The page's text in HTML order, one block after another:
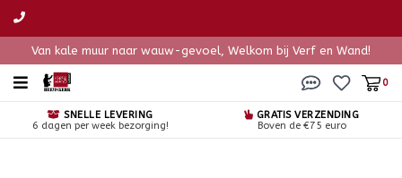
Van kale muur naar wauw-gevoel, Welkom bij Verf en Wand!
0
SNELLE LEVERING
6 dagen per week bezorging!
GRATIS VERZENDING
Boven de €75 euro